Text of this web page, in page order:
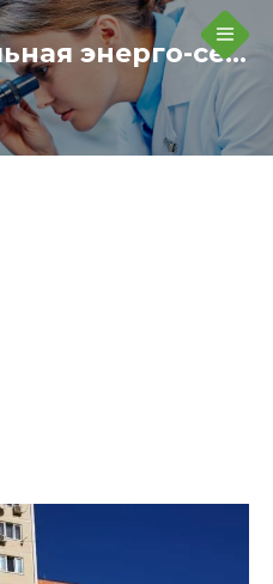
ООО «Коммунальная энерго-сервисная компания»
СЕРВИСНАЯ КОМПАНИЯ»